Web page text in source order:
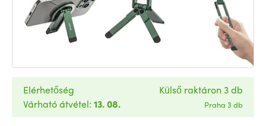
Elérhetőség
Várható átvétel: 13. 08.
Külső raktáron 3 db
Praha 3 db